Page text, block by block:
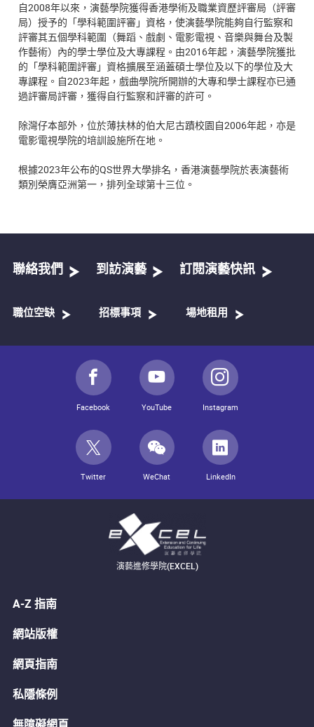
自2008年以來，演藝學院獲得香港學術及職業資歷評審局（評審
局）授予的「學科範圍評審」資格，使演藝學院能夠自行監察和
評審其五個學科範圍（舞蹈、戲劇、電影電視、音樂與舞台及製
作藝術）內的學士學位及大專課程。由2016年起，演藝學院獲批
的「學科範圍評審」資格擴展至涵蓋碩士學位及以下的學位及大
專課程。自2023年起，戲曲學院所開辦的大專和學士課程亦已通
過評審局評審，獲得自行監察和評審的許可。
除灣仔本部外，位於薄扶林的伯大尼古蹟校園自2006年起，亦是
電影電視學院的培訓設施所在地。
根據2023年公布的QS世界大學排名，香港演藝學院於表演藝術
類別榮膺亞洲第一，排列全球第十三位。
聯絡我們 到訪演藝 訂閱演藝快訊
職位空缺 招標事項 場地租用
Facebook YouTube Instagram
Twitter WeChat LinkedIn
演藝進修學院(EXCEL)
A-Z 指南
網站版權
網頁指南
私隱條例